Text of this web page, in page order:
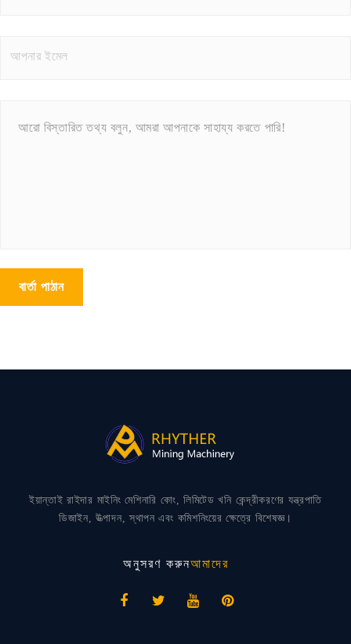
বার্তা পাঠান
ইয়ান্তাই রাইদার মাইনিং মেশিনারি কোং, লিমিটেড খনি কেন্দ্রীকরণের যন্ত্রপাতি
ডিজাইন, উত্পাদন, স্থাপন এবং কমিশনিংয়ের ক্ষেত্রে বিশেষজ্ঞ।
অনুসরণ করুনআমাদের